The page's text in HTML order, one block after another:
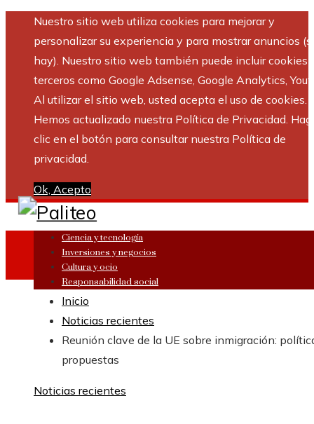
Nuestro sitio web utiliza cookies para mejorar y
personalizar su experiencia y para mostrar anuncios
hay). Nuestro sitio web también puede incluir cookies
terceros como Google Adsense, Google Analytics,
Al utilizar el sitio web, usted acepta el uso de cookies.
Hemos actualizado nuestra Política de Privacidad.
clic en el botón para consultar nuestra Política de
privacidad.
Ok, Acepto
Ciencia y tecnología
Inversiones y negocios
Cultura y ocio
Responsabilidad social
Inicio
Noticias recientes
Reunión clave de la UE sobre inmigración:
propuestas
Noticias recientes